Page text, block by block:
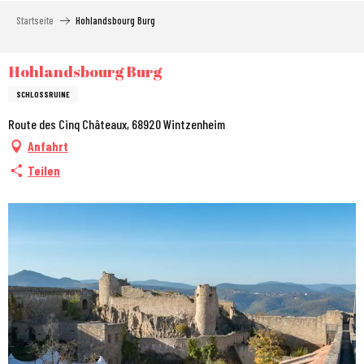
principal
Startseite Hohlandsbourg Burg
Hohlandsbourg Burg
SCHLOSSRUINE
Route des Cinq Châteaux, 68920 Wintzenheim
Anfahrt
Teilen